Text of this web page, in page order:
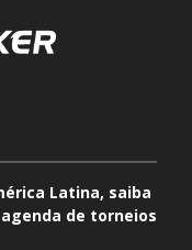
Latina, saiba
de torneios